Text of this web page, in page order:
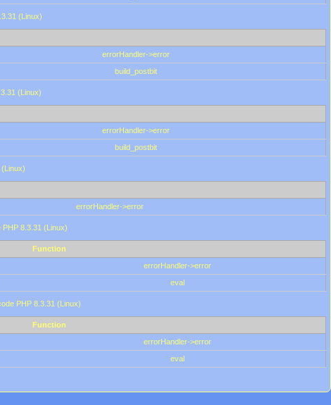
(Linux)
errorHandler->error
build_postbit
(Linux)
errorHandler->error
build_postbit
errorHandler->error
8.3.31 (Linux)
Function
errorHandler->error
eval
PHP 8.3.31 (Linux)
Function
errorHandler->error
eval